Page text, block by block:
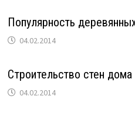
Популярность
04.02.2014
Строительство стен дома
04.02.2014